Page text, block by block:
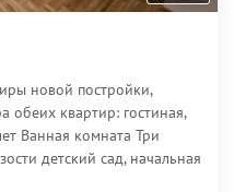
новой постройки,
квартир: гостиная,
Ванная комната Три
детский сад, начальная